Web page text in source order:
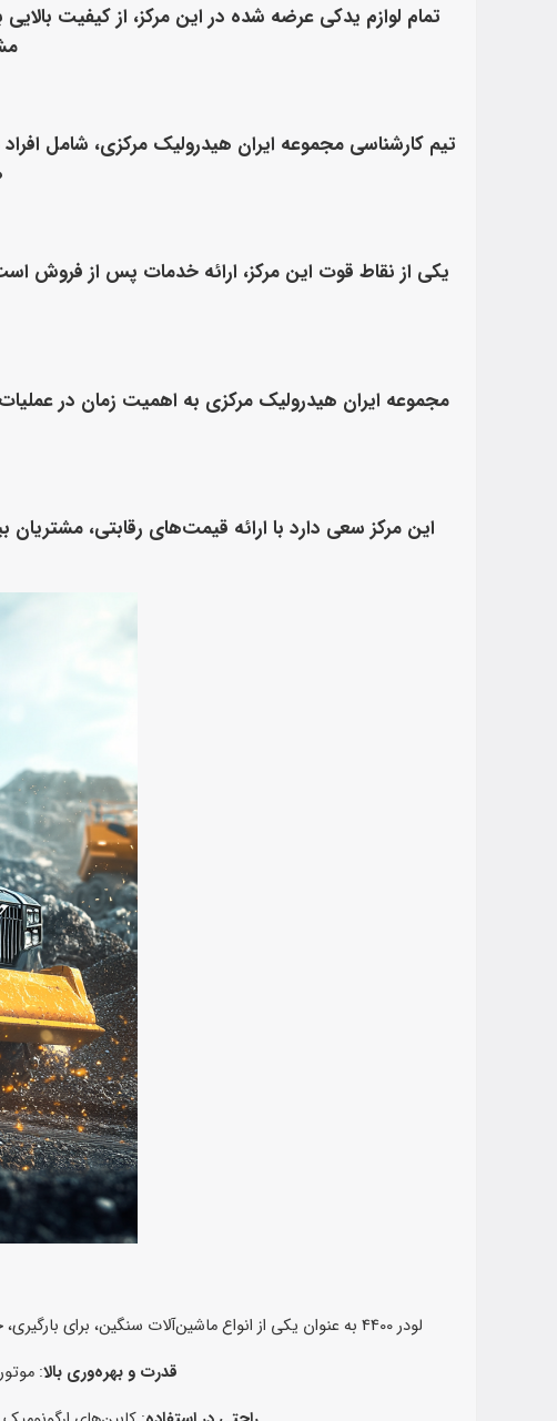
تمام لوازم یدکی عرضه شده در این مرکز، از کیفیت
تیم کارشناسی مجموعه ایران هیدرولیک مرکزی، شامل
یکی از نقاط قوت این مرکز، ارائه خدمات پس از فروش
مجموعه ایران هیدرولیک مرکزی به اهمیت زمان در
این مرکز سعی دارد با ارائه قیمت‌های رقابتی، مشتریان
لودر 4400 به عنوان یکی از انواع ماشین‌آلات سنگین، برای بارگیری، حمل و جابه‌جایی مواد اولیه و مصالح در پروژه‌های عمرانی و معدنی مورد استفاده قرار می‌گیرد. ویژگی‌های خاص این لودر شامل:
قدرت و بهره‌وری بالا: